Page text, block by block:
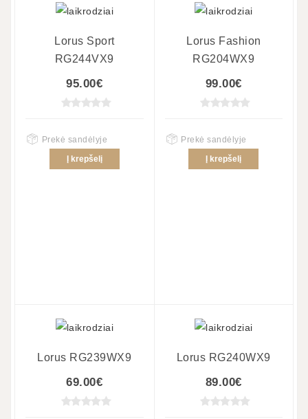
Lorus Sport
RG244VX9
95.00€
Prekė sandėlyje
Į krepšelį
Lorus Fashion
RG204WX9
99.00€
Prekė sandėlyje
Į krepšelį
Lorus RG239WX9
69.00€
Lorus RG240WX9
89.00€